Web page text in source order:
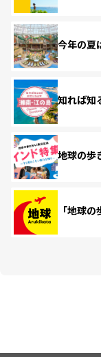
今年の夏
知れば知
地球の歩
「地球